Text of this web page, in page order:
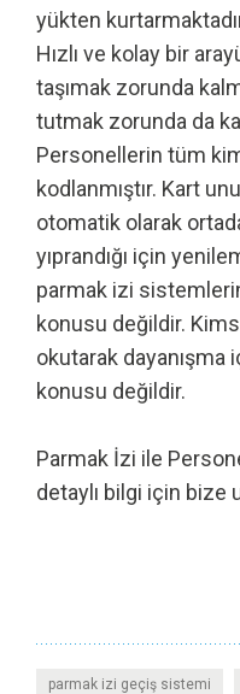
yükten
Hızlı ve kolay bir
taşımak zorunda
tutmak zorunda da
Personellerin tüm
kodlanmıştır. Kart
otomatik olarak
yıprandığı için
parmak izi
konusu değildir.
okutarak
konusu değildir.
Parmak İzi ile
detaylı bilgi için bize
parmak izi geçiş sistemi